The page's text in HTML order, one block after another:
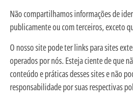
Não compartilhamos informações de
publicamente ou com terceiros, exceto
O nosso site pode ter links para sites
operados por nós. Esteja ciente de que
conteúdo e práticas desses sites e não
responsabilidade por suas respectivas